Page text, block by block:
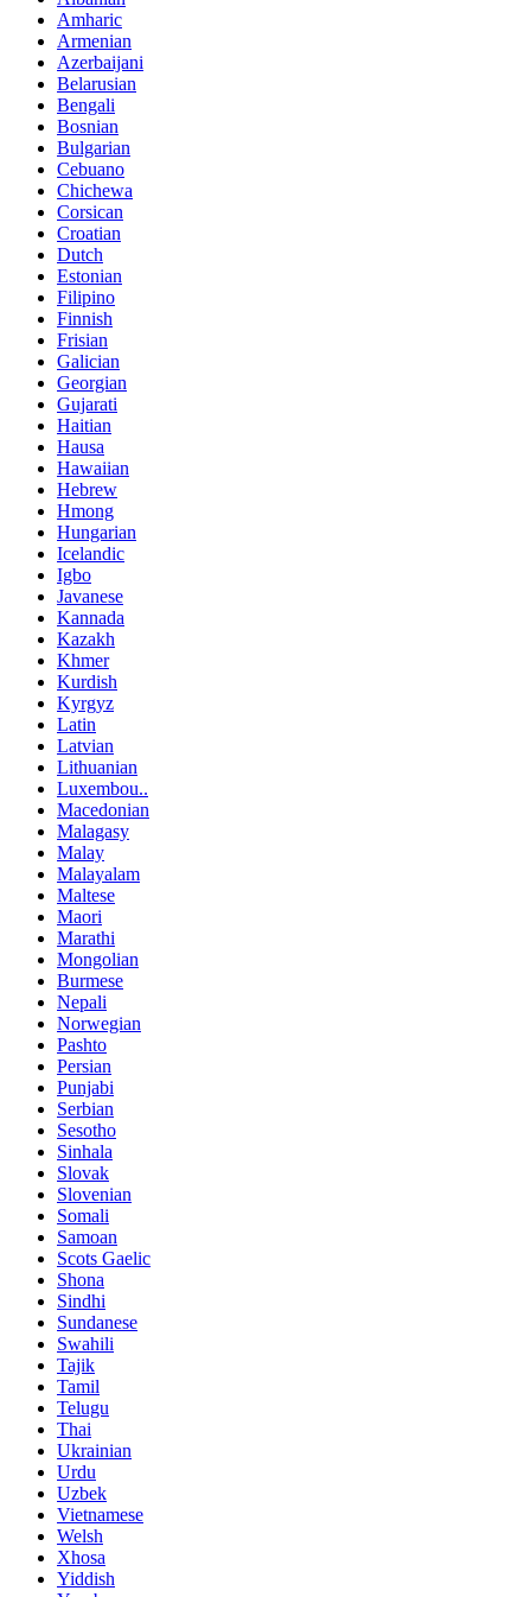
Amharic
Armenian
Azerbaijani
Belarusian
Bengali
Bosnian
Bulgarian
Cebuano
Chichewa
Corsican
Croatian
Dutch
Estonian
Filipino
Finnish
Frisian
Galician
Georgian
Gujarati
Haitian
Hausa
Hawaiian
Hebrew
Hmong
Hungarian
Icelandic
Igbo
Javanese
Kannada
Kazakh
Khmer
Kurdish
Kyrgyz
Latin
Latvian
Lithuanian
Luxembou..
Macedonian
Malagasy
Malay
Malayalam
Maltese
Maori
Marathi
Mongolian
Burmese
Nepali
Norwegian
Pashto
Persian
Punjabi
Serbian
Sesotho
Sinhala
Slovak
Slovenian
Somali
Samoan
Scots Gaelic
Shona
Sindhi
Sundanese
Swahili
Tajik
Tamil
Telugu
Thai
Ukrainian
Urdu
Uzbek
Vietnamese
Welsh
Xhosa
Yiddish